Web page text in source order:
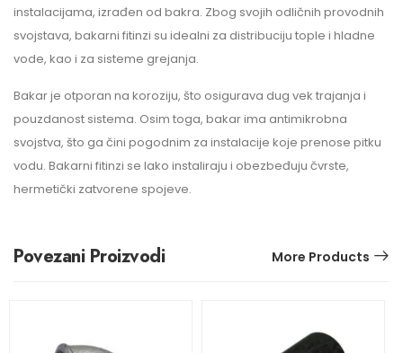
instalacijama, izrađen od bakra. Zbog svojih odličnih provodnih
svojstava, bakarni fitinzi su idealni za distribuciju tople i hladne
vode, kao i za sisteme grejanja.
Bakar je otporan na koroziju, što osigurava dug vek trajanja i
pouzdanost sistema. Osim toga, bakar ima antimikrobna
svojstva, što ga čini pogodnim za instalacije koje prenose pitku
vodu. Bakarni fitinzi se lako instaliraju i obezbeđuju čvrste,
hermetički zatvorene spojeve.
Povezani Proizvodi More Products